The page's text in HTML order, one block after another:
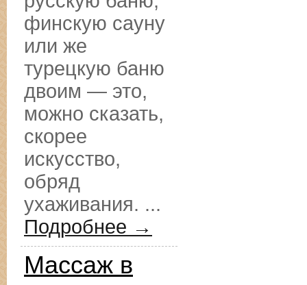
финскую сауну
или же
турецкую баню
двоим — это,
можно сказать,
скорее
искусство,
обряд
ухаживания. ...
Подробнее →
Массаж в